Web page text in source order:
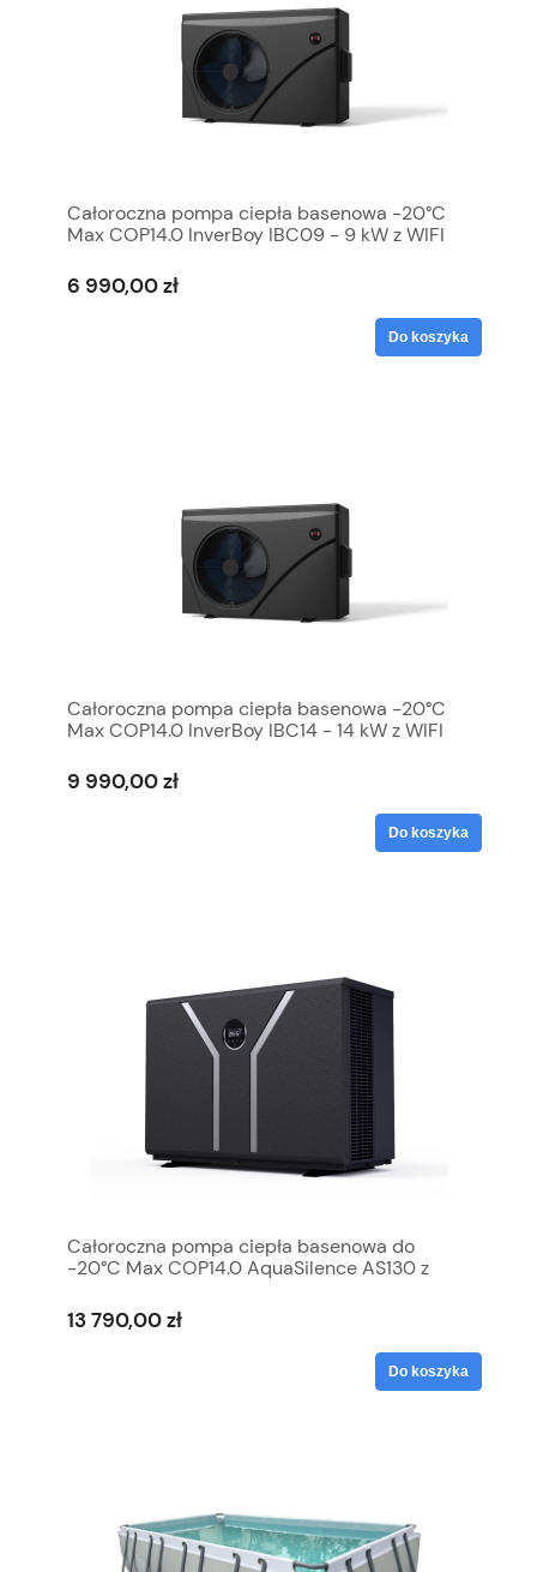
Całoroczna pompa ciepła basenowa -20°C
Max COP14.0 InverBoy IBC09 - 9 kW z WIFI
6 990,00 zł
Do koszyka
Całoroczna pompa ciepła basenowa -20°C
Max COP14.0 InverBoy IBC14 - 14 kW z WIFI
9 990,00 zł
Do koszyka
Całoroczna pompa ciepła basenowa do
-20°C Max COP14.0 AquaSilence AS130 z
13 790,00 zł
Do koszyka